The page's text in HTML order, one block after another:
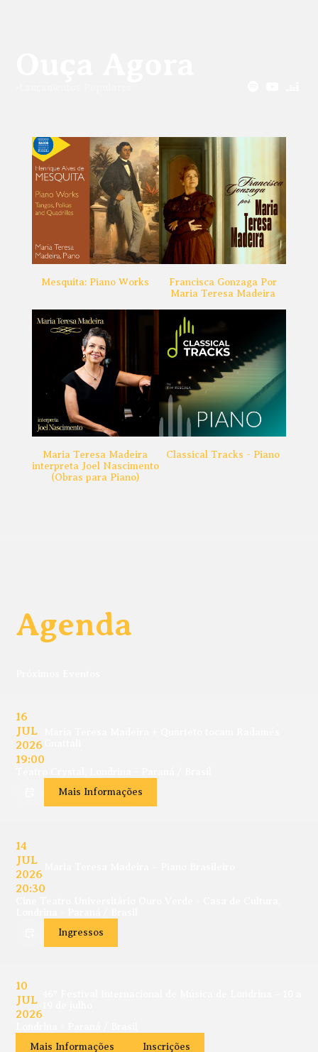
Mesquita: Piano Works
Francisca Gonzaga Por
Maria Teresa Madeira
Maria Teresa Madeira
interpreta Joel Nascimento
(Obras para Piano)
Classical Tracks - Piano
Agenda
16
JUL
2026
19:00
Mais Informações
14
JUL
2026
20:30
Ingressos
10
JUL
2026
Mais Informações
Inscrições